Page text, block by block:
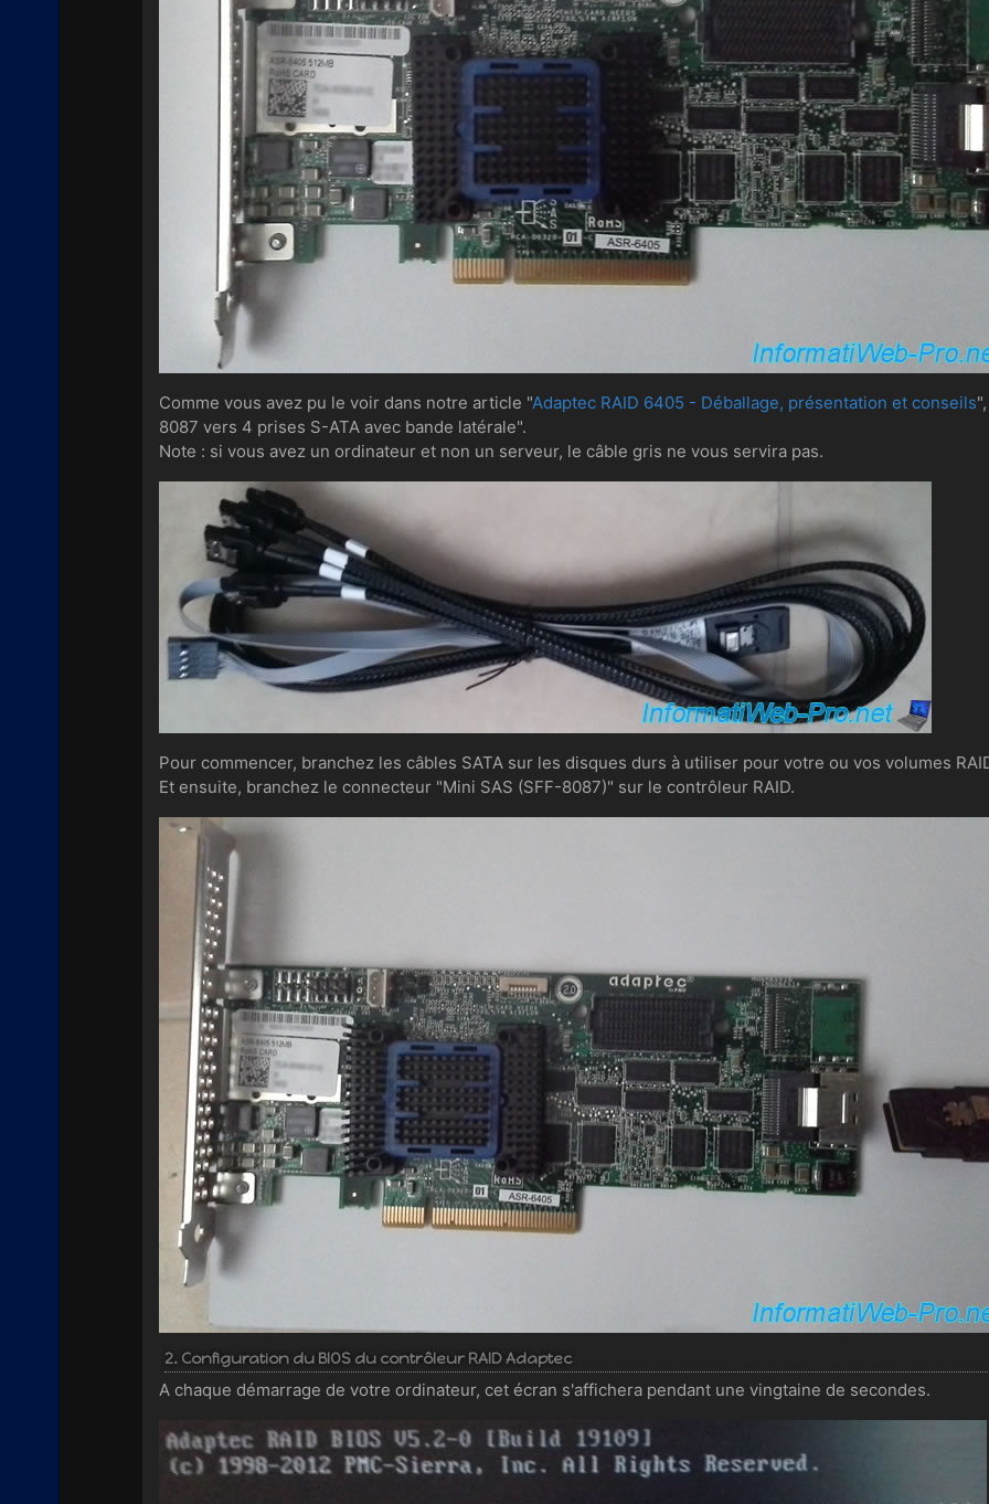
Comme vous avez pu le voir dans notre article "Adaptec RAID 6405 - Déballage, présentation et conseils
8087 vers 4 prises S-ATA avec bande latérale".
Note : si vous avez un ordinateur et non un serveur, le câble gris ne vous servira pas.
Pour commencer, branchez les câbles SATA sur les disques durs à utiliser pour votre ou vos volumes
Et ensuite, branchez le connecteur "Mini SAS (SFF-8087)" sur le contrôleur RAID.
2. Configuration du BIOS du contrôleur RAID Adaptec
A chaque démarrage de votre ordinateur, cet écran s'affichera pendant une vingtaine de secondes.